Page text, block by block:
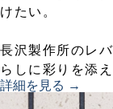
けたい。
長沢製作所のレ
らしに彩りを添え
詳細を見る →